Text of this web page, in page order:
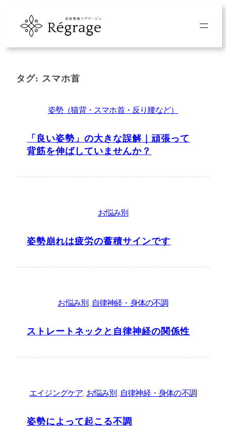
ス
タグ: スマホ首
姿勢（猫背・スマホ首・反り腰など）
「良い姿勢」の大きな誤解｜頑張って
背筋を伸ばしていませんか？
お悩み別
姿勢崩れは疲労の蓄積サインです
お悩み別 , 自律神経・身体の不調
ストレートネックと自律神経の関係性
エイジングケア, お悩み別 , 自律神経・身体の不調
姿勢によって起こる不調